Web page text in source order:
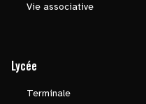
Vie associative
Lycée
Terminale